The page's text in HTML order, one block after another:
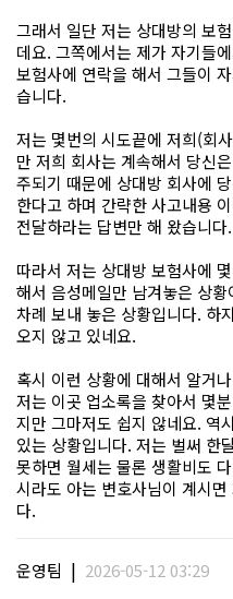
그래서 일단 저는 상대방의 보
데요. 그쪽에서는 제가 자기들
보험사에 연락을 해서 그들이
습니다.
저는 몇번의 시도끝에 저희(회
만 저희 회사는 계속해서 당신
주되기 때문에 상대방 회사에
한다고 하며 간략한 사고내용
전달하라는 답변만 해 왔습니다.
따라서 저는 상대방 보험사에
해서 음성메일만 남겨놓은 상
차례 보내 놓은 상황입니다. 하
오지 않고 있네요.
혹시 이런 상황에 대해서 알거
저는 이곳 업소록을 찾아서 몇
지만 그마저도 쉽지 않네요. 역
있는 상황입니다. 저는 벌써 한
못하면 월세는 물론 생활비도
시라도 아는 변호사님이 계시
다.
운영팀 | 2026-05-12 03:29